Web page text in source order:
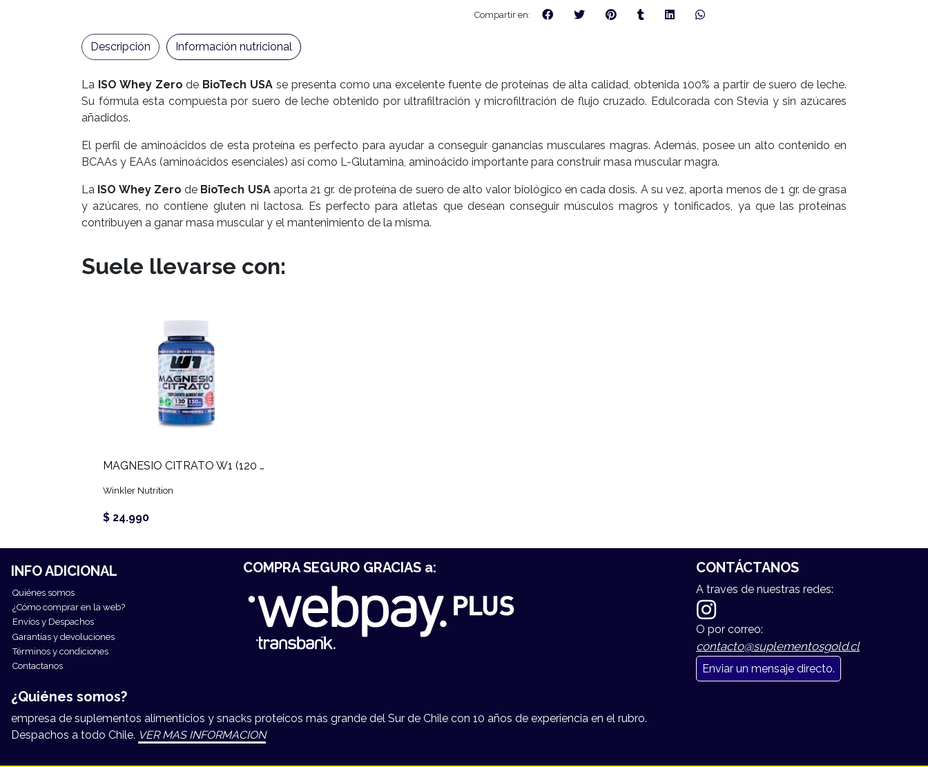
Compartir en:
La ISO Whey Zero de BioTech USA se presenta como una excelente fuente de proteínas de alta calidad, obtenida 100% a partir de suero de leche.
Su fórmula esta compuesta por suero de leche obtenido por ultrafiltración y microfiltración de flujo cruzado. Edulcorada con Stevia y sin azúcares
añadidos.
El perfil de aminoácidos de esta proteína es perfecto para ayudar a conseguir ganancias musculares magras. Además, posee un alto contenido en
BCAAs y EAAs (aminoácidos esenciales) así como L-Glutamina, aminoácido importante para construir masa muscular magra.
La ISO Whey Zero de BioTech USAaporta 21 gr. de proteína de suero de alto valor biológico en cada dosis. A su vez, aporta menos de 1 gr. de grasa
y azúcares, no contiene gluten ni lactosa. Es perfecto para atletas que desean conseguir músculos magros y tonificados, ya que las proteínas
contribuyen a ganar masa muscular y el mantenimiento de la misma.
Descripción Información nutricional
Suele llevarse con:
MAGNESIO CITRATO W1 (120 CAPS)
Winkler Nutrition
$ 24.990
INFO ADICIONAL
Quiénes somos
¿Cómo comprar en la web?
Envíos y Despachos
Garantías y devoluciones
Términos y condiciones
Contactanos
COMPRA SEGURO GRACIAS a: CONTÁCTANOS
A traves de nuestras redes:
O por correo:
contacto@suplementosgold.cl
Enviar un mensaje directo.
¿Quiénes somos?
empresa de suplementos alimenticios y snacks proteicos más grande del Sur de Chile con 10 años de experiencia en el rubro.
Despachos a todo Chile. VER MAS INFORMACION